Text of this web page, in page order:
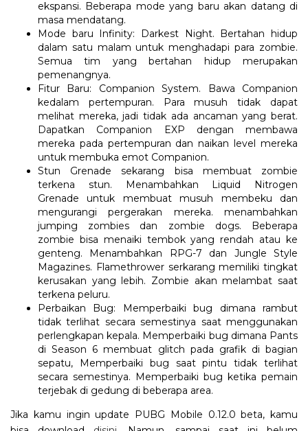
ekspansi. Beberapa mode yang baru akan datang di
masa mendatang.
Mode baru Infinity: Darkest Night. Bertahan hidup
dalam satu malam untuk menghadapi para zombie.
Semua tim yang bertahan hidup merupakan
pemenangnya.
Fitur Baru: Companion System. Bawa Companion
kedalam pertempuran. Para musuh tidak dapat
melihat mereka, jadi tidak ada ancaman yang berat.
Dapatkan Companion EXP dengan membawa
mereka pada pertempuran dan naikan level mereka
untuk membuka emot Companion.
Stun Grenade sekarang bisa membuat zombie
terkena stun. Menambahkan Liquid Nitrogen
Grenade untuk membuat musuh membeku dan
mengurangi pergerakan mereka. menambahkan
jumping zombies dan zombie dogs. Beberapa
zombie bisa menaiki tembok yang rendah atau ke
genteng. Menambahkan RPG-7 dan Jungle Style
Magazines. Flamethrower serkarang memiliki tingkat
kerusakan yang lebih. Zombie akan melambat saat
terkena peluru.
Perbaikan Bug: Memperbaiki bug dimana rambut
tidak terlihat secara semestinya saat menggunakan
perlengkapan kepala. Memperbaiki bug dimana Pants
di Season 6 membuat glitch pada grafik di bagian
sepatu, Memperbaiki bug saat pintu tidak terlihat
secara semestinya. Memperbaiki bug ketika pemain
terjebak di gedung di beberapa area.
Jika kamu ingin update PUBG Mobile 0.12.0 beta, kamu